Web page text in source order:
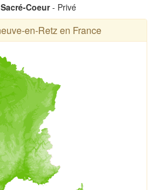
Coeur- Privé
en-Retz en France